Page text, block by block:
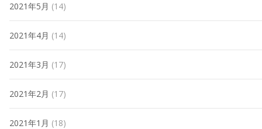
2021年5月 (14)
2021年4月 (14)
2021年3月 (17)
2021年2月 (17)
2021年1月 (18)